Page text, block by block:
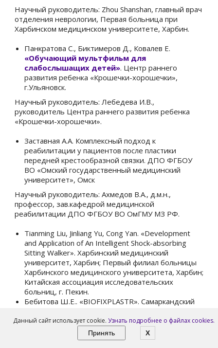
Научный руководитель: Zhou Shanshan, главный врач
отделения неврологии, Первая больница при
Харбинском медицинском университете, Харбин.
Панкратова С., Биктимеров Д., Ковалев Е.
«Обучающий мультфильм для
слабослышащих детей». Центр раннего
развития ребенка «Крошечки-хорошечки»,
г.Ульяновск.
Научный руководитель: Лебедева И.В.,
руководитель Центра раннего развития ребенка
«Крошечки-хорошечки».
Заставная А.А. Комплексный подход к
реабилитации у пациентов после пластики
передней крестообразной связки. ДПО ФГБОУ
ВО «Омский государственный медицинский
университет», Омск
Научный руководитель: Ахмедов В.А., д.м.н.,
профессор, зав.кафедрой медицинской
реабилитации ДПО ФГБОУ ВО ОмГМУ МЗ РФ.
Tianming Liu, Jinliang Yu, Cong Yan. «Development
and Application of An Intelligent Shock-absorbing
Sitting Walker». Харбинский медицинский
университет, Харбин; Первый филиал больницы
Харбинского медицинского университета, Харбин;
Китайская ассоциация исследовательских
больниц, г. Пекин.
Бебитова Ш.Е.. «BIOFIXPLASTR». Самаркандский
г.Самарканд
Научный руководитель: Умирова С.М., к.м.н.,
Данный сайт использует cookie. Узнать подробнее о файлах cookies.
Принять X